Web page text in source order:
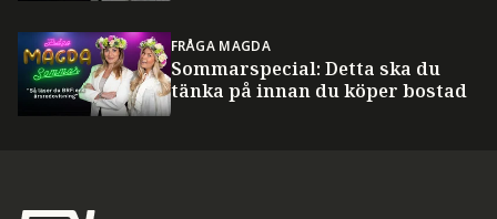
FRÅGA MAGDA
Sommarspecial: Detta ska du
tänka på innan du köper bostad